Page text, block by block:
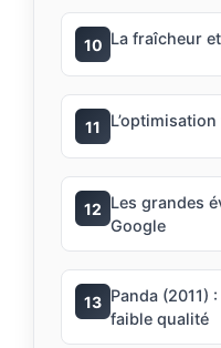
10 La fraîcheur
11
12 Les grandes
Google
13 Panda (2011)
faible qualité